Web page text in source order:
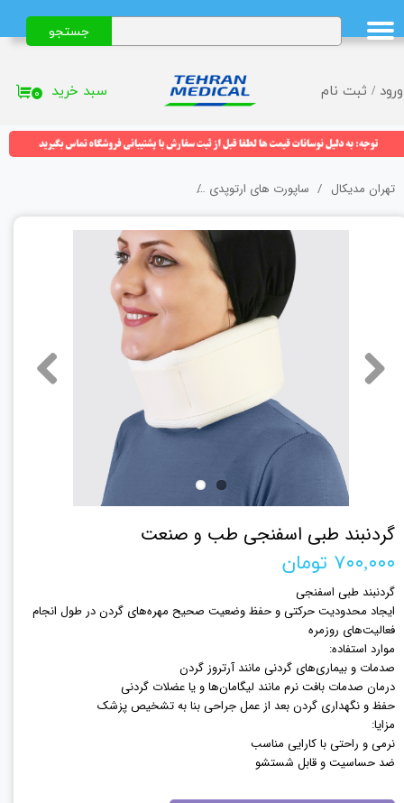
ورود / ثبت نام
حساب کاربری من
تغییر گذر واژه
خروج از حساب کاربری
جستجو
۰ سبد خرید
تهران مدیکال ساپورت های ارتوپدی
گردنبند طبی اسفنجی طب و صنعت
۷۰۰,۰۰۰ تومان
گردنبند طبی اسفنجی
ایجاد محدودیت حرکتی و حفظ وضعیت صحیح مهره‌های گردن در طول انجام
فعالیت‌های روزمره
موارد استفاده:
صدمات و بیماری‌های گردنی مانند آرتروز گردن
درمان صدمات بافت نرم مانند لیگامان‌ها و یا عضلات گردنی
حفظ و نگهداری گردن بعد از عمل جراحی بنا به تشخیص پزشک
مزایا:
نرمی و راحتی با کارایی مناسب
ضد حساسیت و قابل شستشو